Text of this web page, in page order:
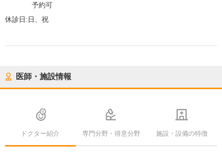
予約可
休診日:日、祝
医師・施設情報
ドクター紹介 専門分野・得意分野 施設・設備の特徴